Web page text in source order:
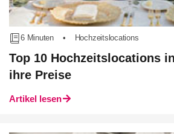
6 Minuten • Hochzeitslocations
Top 10 Hochzeitslocations
ihre Preise
Artikel lesen